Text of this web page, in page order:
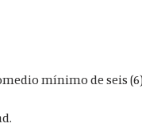
mínimo de seis